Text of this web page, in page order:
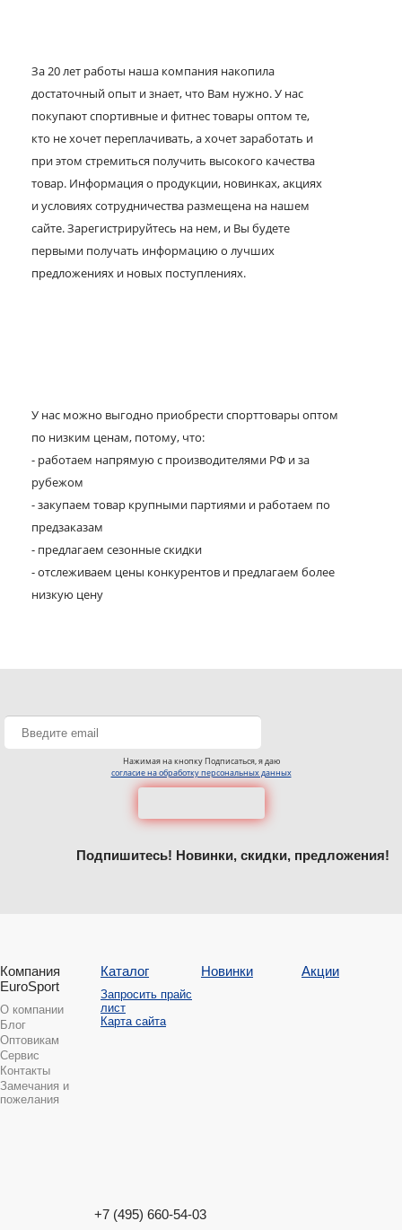
За 20 лет работы наша компания накопила
достаточный опыт и знает, что Вам нужно. У нас
покупают спортивные и фитнес товары оптом те,
кто не хочет переплачивать, а хочет заработать и
при этом стремиться получить высокого качества
товар. Информация о продукции, новинках, акциях
и условиях сотрудничества размещена на нашем
сайте. Зарегистрируйтесь на нем, и Вы будете
первыми получать информацию о лучших
предложениях и новых поступлениях.
У нас можно выгодно приобрести спорттовары оптом
по низким ценам, потому, что:
- работаем напрямую с производителями РФ и за
рубежом
- закупаем товар крупными партиями и работаем по
предзаказам
- предлагаем сезонные скидки
- отслеживаем цены конкурентов и предлагаем более
низкую цену
Нажимая на кнопку Подписаться, я даю
согласие на обработку персональных данных
Подпишитесь! Новинки, скидки, предложения!
Компания
EuroSport
О компании
Блог
Оптовикам
Сервис
Контакты
Замечания и
пожелания
Каталог
Запросить прайс
лист
Карта сайта
Новинки Акции
+7 (495) 660-54-03